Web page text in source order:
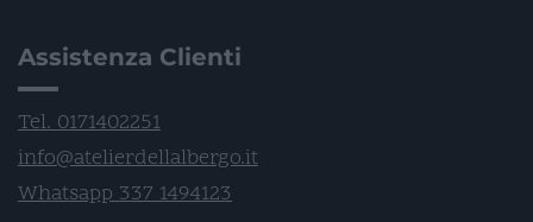
Assistenza Clienti
Tel. 0171402251
info@atelierdellalbergo.it
Whatsapp 337 1494123